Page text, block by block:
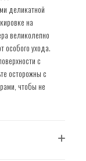
деликатной
на
великолепно
особого ухода.
с
осторожны с
чтобы не